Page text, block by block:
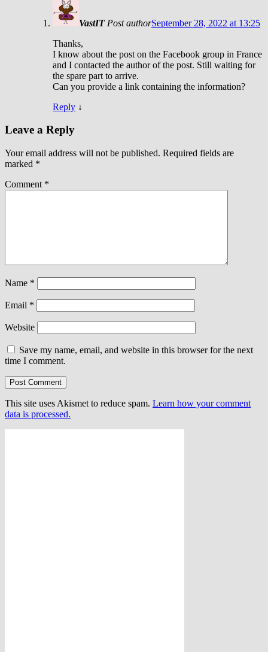
VastIT Post authorSeptember 28, 2022 at 13:25
Thanks,
I know about the post on the Facebook group in France
and I contacted the author of the post. Still waiting for
the spare part to arrive.
Can you provide a link containing the information?
Reply ↓
Leave a Reply
Your email address will not be published. Required fields are
marked *
Comment *
Name *
Email *
Website
Save my name, email, and website in this browser for the next
time I comment.
This site uses Akismet to reduce spam. Learn how your comment
data is processed.